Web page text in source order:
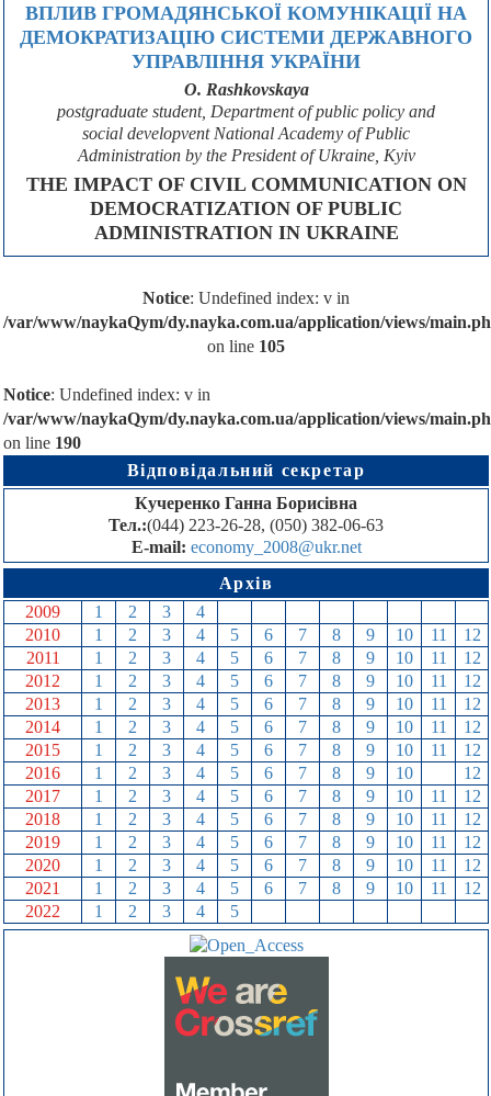
ВПЛИВ ГРОМАДЯНСЬКОЇ КОМУНІКАЦІЇ НА
ДЕМОКРАТИЗАЦІЮ СИСТЕМИ ДЕРЖАВНОГО
УПРАВЛІННЯ УКРАЇНИ
О. Rashkovskaya
postgraduate student, Department of public policy and
social developvent National Academy of Public
Administration by the President of Ukraine, Кyiv
THE IMPACT OF CIVIL COMMUNICATION ON
DEMOCRATIZATION OF PUBLIC
ADMINISTRATION IN UKRAINE
Notice: Undefined index: v in
/var/www/naykaQym/dy.nayka.com.ua/application/views/
on line 105
Notice: Undefined index: v in
/var/www/naykaQym/dy.nayka.com.ua/application/views/
on line 190
Відповідальний секретар
Кучеренко Ганна Борисівна
Тел.:(044) 223-26-28, (050) 382-06-63
E-mail: economy_2008@ukr.net
Архів
2009
1 2 3 4
2010
1 2 3 4 5 6 7 8 9 10 11
12
2011
1 2 3 4 5 6 7 8 9 10 11
12
2012
1 2 3 4 5 6 7 8 9 10 11
12
2013
1 2 3 4 5 6 7 8 9 10 11
12
2014
1 2 3 4 5 6 7 8 9 10 11
12
2015
1 2 3 4 5 6 7 8 9 10 11
12
2016
1 2 3 4 5 6 7 8 9 10
12
2017
1 2 3 4 5 6 7 8 9 10 11
12
2018
1 2 3 4 5 6 7 8 9 10 11
12
2019
1 2 3 4 5 6 7 8 9 10 11
12
2020
1 2 3 4 5 6 7 8 9 10 11
12
2021
1 2 3 4 5 6 7 8 9 10 11
12
2022
1 2 3 4 5